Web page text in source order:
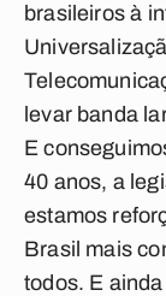
brasileiros à
levar banda
E
40 anos, a
estamos
Brasil mais
todos. E